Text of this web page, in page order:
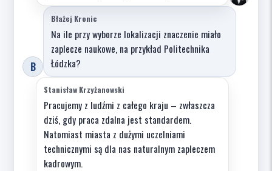
B
Błażej Kronic
Na ile przy wyborze lokalizacji znaczenie miało
zaplecze naukowe, na przykład Politechnika
Łódzka?
Stanisław Krzyżanowski
Pracujemy z ludźmi z całego kraju – zwłaszcza
dziś, gdy praca zdalna jest standardem.
Natomiast miasta z dużymi uczelniami
technicznymi są dla nas naturalnym zapleczem
kadrowym.